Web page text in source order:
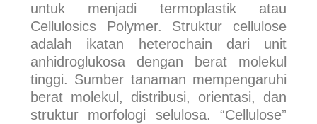
untuk menjadi termoplastik atau
Cellulosics Polymer. Struktur cellulose
adalah ikatan heterochain dari unit
anhidroglukosa dengan berat molekul
tinggi. Sumber tanaman mempengaruhi
berat molekul, distribusi, orientasi, dan
struktur morfologi selulosa. “Cellulose”